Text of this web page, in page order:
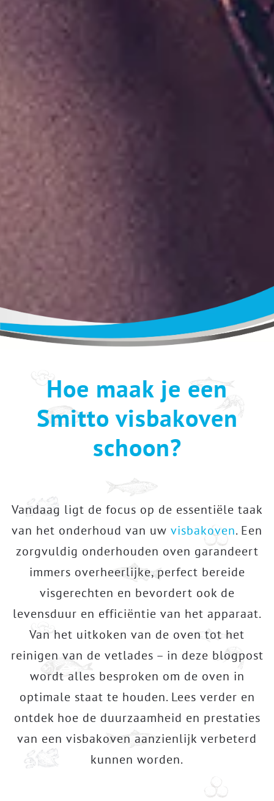
Hoe maak je een
Smitto visbakoven
schoon?
Vandaag ligt de focus op de essentiële taak
van het onderhoud van uw visbakoven. Een
zorgvuldig onderhouden oven garandeert
immers overheerlijke, perfect bereide
visgerechten en bevordert ook de
levensduur en efficiëntie van het apparaat.
Van het uitkoken van de oven tot het
reinigen van de vetlades – in deze blogpost
wordt alles besproken om de oven in
optimale staat te houden. Lees verder en
ontdek hoe de duurzaamheid en prestaties
van een visbakoven aanzienlijk verbeterd
kunnen worden.